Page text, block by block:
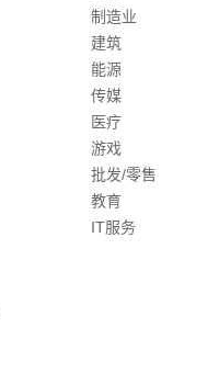
制造业
建筑
能源
传媒
医疗
游戏
批发/零售
教育
IT服务